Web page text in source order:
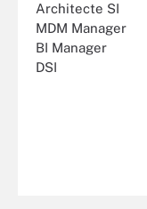
Architecte SI
MDM Manager
BI Manager
DSI